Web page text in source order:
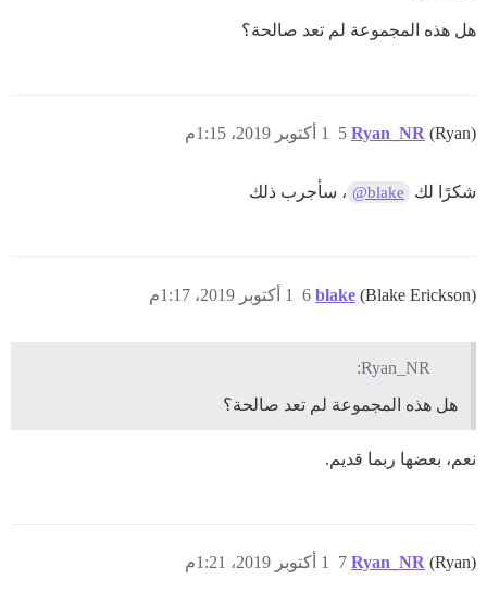
هل هذه المجموعة لم تعد صالحة؟
Ryan_NR (Ryan) 1 أكتوبر 2019، 1:15م 5
شكرًا لك @blake ، سأجرب ذلك
blake (Blake Erickson) 1 أكتوبر 2019، 1:17م 6
Ryan_NR:
هل هذه المجموعة لم تعد صالحة؟
نعم، بعضها ربما قديم.
Ryan_NR (Ryan) 1 أكتوبر 2019، 1:21م 7